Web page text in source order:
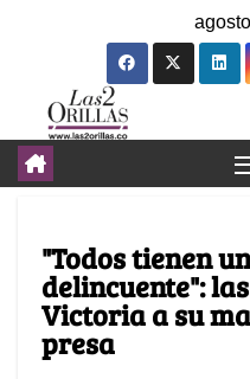
"Todos tienen
delincuente":
Victoria a su
presa